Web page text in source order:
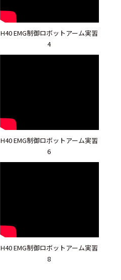
H40 EMG制御ロボットアーム実習
4
H40 EMG制御ロボットアーム実習
6
H40 EMG制御ロボットアーム実習
8